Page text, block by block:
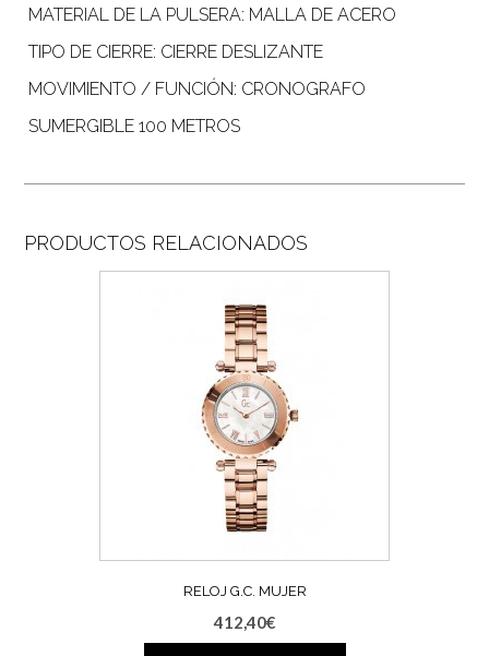
MATERIAL DE LA PULSERA: MALLA DE ACERO
TIPO DE CIERRE: CIERRE DESLIZANTE
MOVIMIENTO / FUNCIÓN: CRONOGRAFO
SUMERGIBLE 100 METROS
PRODUCTOS RELACIONADOS
RELOJ G.C. MUJER
412,40€